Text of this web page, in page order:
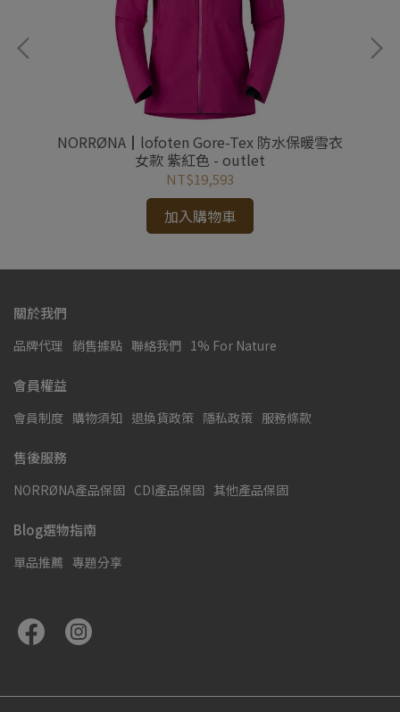
NORRØNA┃lofoten Gore-Tex 防水保暖雪衣
女款 紫紅色 - outlet
NT$19,593
加入購物車
關於我們
品牌代理 銷售據點 聯絡我們 1% For Nature
會員權益
會員制度 購物須知 退換貨政策 隱私政策 服務條款
售後服務
NORRØNA產品保固 CDI產品保固 其他產品保固
Blog選物指南
單品推薦 專題分享